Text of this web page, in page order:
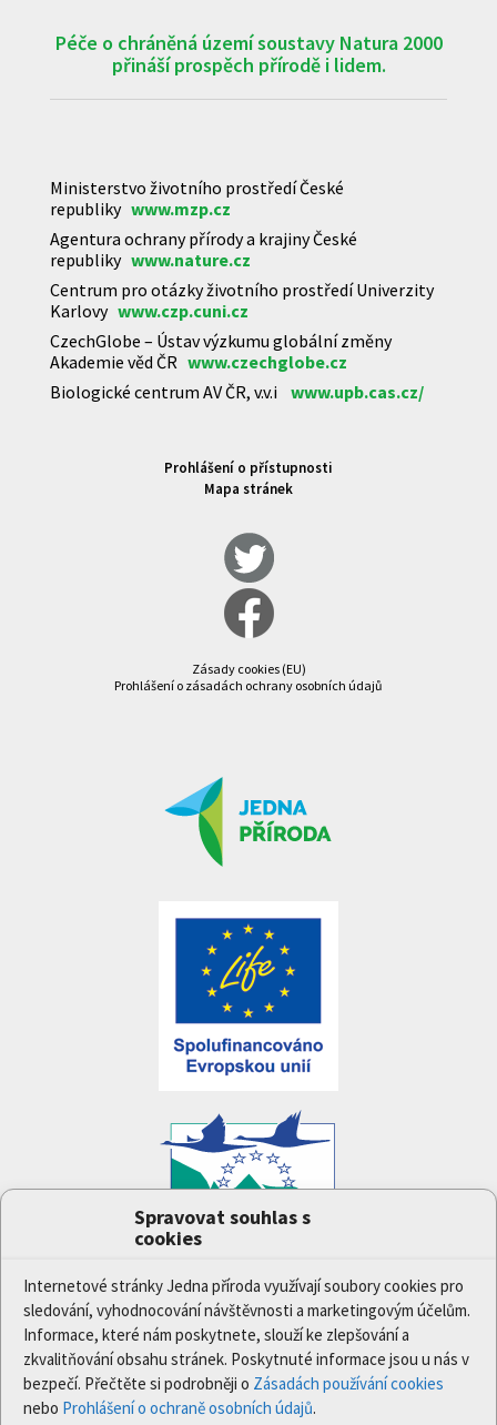
Spravovat souhlas s
cookies
Internetové stránky Jedna příroda využívají soubory cookies pro
sledování, vyhodnocování návštěvnosti a marketingovým účelům.
Informace, které nám poskytnete, slouží ke zlepšování a
zkvalitňování obsahu stránek. Poskytnuté informace jsou u nás v
bezpečí. Přečtěte si podrobněji o Zásadách používání cookies
nebo Prohlášení o ochraně osobních údajů.
Péče o chráněná území soustavy Natura 2000
přináší prospěch přírodě i lidem.
Ministerstvo životního prostředí České
republiky www.mzp.cz
Agentura ochrany přírody a krajiny České
republiky www.nature.cz
Centrum pro otázky životního prostředí Univerzity
Karlovy www.czp.cuni.cz
CzechGlobe – Ústav výzkumu globální změny
Akademie věd ČR www.czechglobe.cz
Biologické centrum AV ČR, v.v.i www.upb.cas.cz/
Prohlášení o přístupnosti
Mapa stránek
Zásady cookies (EU)
Prohlášení o zásadách ochrany osobních údajů
LIFE17/IPE/CZ/000005) byl podpořen z finančního
nástroje Evropské unie LIFE.
Údaje a informace zveřejněné na těchto stránkách
vyjadřují názor či stanovisko pouze Ministerstva
životního prostředí a partnerů projektu. Evropská
komise není odpovědná za jakékoli použití informací
zveřejněných na těchto stránkách.